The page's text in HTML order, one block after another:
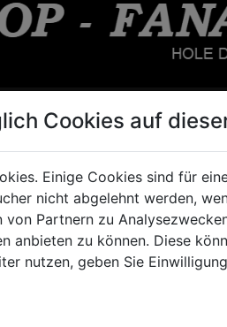
– mit unsererGrizzlies
deine Leidenschaft für
Cookies auf
Einige Cookies sind für
nicht abgelehnt werden,
von Partnern zu
anbieten zu können. Diese
nutzen, geben Sie